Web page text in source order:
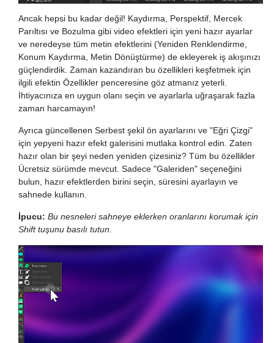
Ancak hepsi bu kadar değil! Kaydırma, Perspektif, Mercek
Parıltısı ve Bozulma gibi video efektleri için yeni hazır ayarlar
ve neredeyse tüm metin efektlerini (Yeniden Renklendirme,
Konum Kaydırma, Metin Dönüştürme) de ekleyerek iş akışınızı
güçlendirdik. Zaman kazandıran bu özellikleri keşfetmek için
ilgili efektin Özellikler penceresine göz atmanız yeterli.
İhtiyacınıza en uygun olanı seçin ve ayarlarla uğraşarak fazla
zaman harcamayın!
Ayrıca güncellenen Serbest şekil ön ayarlarını ve "Eğri Çizgi"
için yepyeni hazır efekt galerisini mutlaka kontrol edin. Zaten
hazır olan bir şeyi neden yeniden çizesiniz? Tüm bu özellikler
Ücretsiz sürümde mevcut. Sadece "Galeriden" seçeneğini
bulun, hazır efektlerden birini seçin, süresini ayarlayın ve
sahnede kullanın.
İpucu: Bu nesneleri sahneye eklerken oranlarını korumak için
Shift tuşunu basılı tutun.